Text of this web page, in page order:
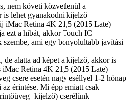
nem követi közvetlenül a
is lehet gyanakodni kijelző
iMac Retina 4K 21,5 (2015 Late)
ezt a hibát, akkor Touch IC
szembe, ami egy bonyolultabb javítási
de alatta ad képet a kijelző, akkor is
iMac Retina 4K 21,5 (2015 Late)
csere esetén nagy eséllyel 1-2 hónap
érintése. Mi épp emiatt csak
cserélünk